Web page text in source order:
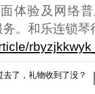
体验及网络
。和乐连锁琴
了，礼物收到了没？